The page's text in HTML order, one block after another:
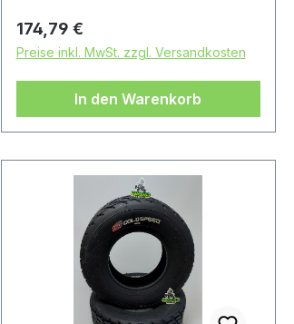
Regulärer Preis:
174,79 €
Preise inkl. MwSt. zzgl. Versandkosten
In den Warenkorb